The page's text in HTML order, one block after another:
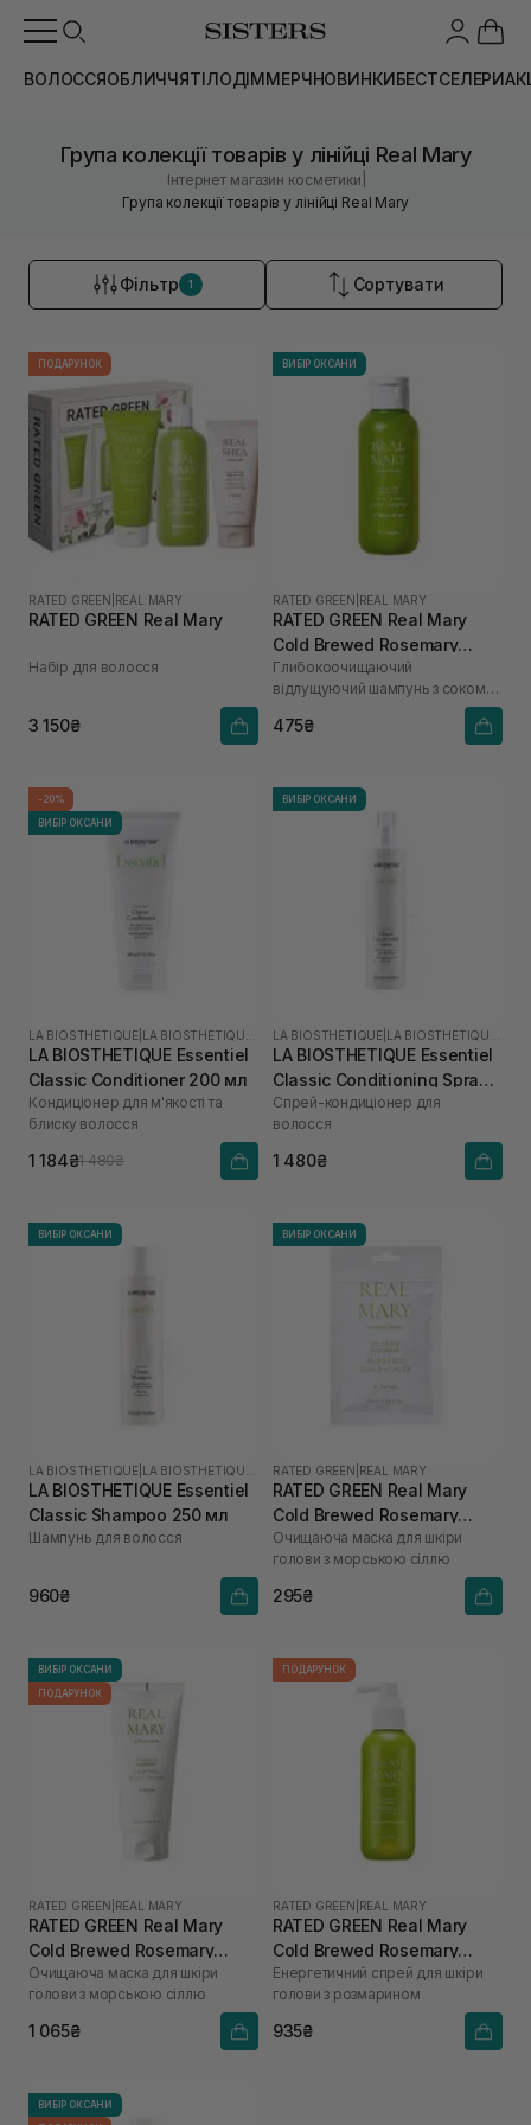
ВОЛОССЯОБЛИЧЧЯТІЛОДІММЕРЧНОВИНКИБЕСТСЕЛЕРИ
Група колекції товарів у лінійці Real Mary
Інтернет магазин косметики
Група колекції товарів у лінійці Real Mary
Фільтр 1 Сортувати
ПОДАРУНОК
RATED GREEN REAL MARY
RATED GREEN Real Mary
Набір для волосся
3 150₴
ВИБІР ОКСАНИ
RATED GREEN REAL MARY
RATED GREEN Real Mary
Cold Brewed Rosemary
Exfoliating Scalp Shampoo
100 мл
Глибокоочищаючий
відлущуючий шампунь з соком
475₴
-20%
ВИБІР ОКСАНИ
LA BIOSTHETIQUE
LA BIOSTHETIQUE Essentiel
Classic Conditioner 200 мл
Кондиціонер для м'якості та
блиску волосся
1 184₴1 480₴
ВИБІР ОКСАНИ
LA BIOSTHETIQUE
LA BIOSTHETIQUE Essentiel
Classic Conditioning Spray
250 мл
Спрей-кондиціонер для
волосся
1 480₴
ВИБІР ОКСАНИ
LA BIOSTHETIQUE
LA BIOSTHETIQUE Essentiel
Classic Shampoo 250 мл
Шампунь для волосся
960₴
ВИБІР ОКСАНИ
RATED GREEN REAL MARY
RATED GREEN Real Mary
Cold Brewed Rosemary
Purifyng Scalp Scaler 50 мл
Очищаюча маска для шкіри
голови з морською сіллю
295₴
ВИБІР ОКСАНИ
ПОДАРУНОК
RATED GREEN REAL MARY
RATED GREEN Real Mary
Cold Brewed Rosemary
Purifyng Scalp Scaler 200
мл
Очищаюча маска для шкіри
голови з морською сіллю
1 065₴
ПОДАРУНОК
RATED GREEN REAL MARY
RATED GREEN Real Mary
Cold Brewed Rosemary
Energizing Scalp Spray 120
мл
Енергетичний спрей для шкіри
голови з розмарином
935₴
ВИБІР ОКСАНИ